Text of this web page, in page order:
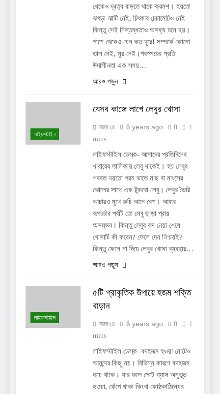
থেকেও দূরত্ব বাড়তে থাকে ক্রমশ। হয়তো
ঝগড়া-ঝাটি নেই, চিৎকার চেচামেচিও নেই
কিন্তু সেই নিস্তব্ধতাও অসহ্য মনে হয়।
পাশে থেকেও যেন কত দূরে! সম্পর্কে কোনো
তাল নেই, সুর নেই।পরস্পরের প্রতি
উদাসীনতা এক সময়…
আরও পড়ুন
লাইফস্টাইল
যেসব কাজে লাগে লেবুর খোসা
নজর২৪ 6 years ago 0
1
mins
লাইফস্টাইল ডেস্ক- আমাদের প্রতিদিনের
খাবারের তালিকায় লেবু থাকেই। হয় লেবুর
শরবত নয়তো গরম ভাতে মাছ বা মাংসের
ঝোলের সাথে এক টুকরো লেবু। লেবুর তৈরি
আচারও মুখে রুচি আনে বেশ। আবার
রূপচর্চার পর্বটি তো লেবু ছাড়া প্রায়
অসম্ভব। কিন্তু লেবুর রস নেয়া শেষে
খোসাটি কী করেন? ফেলে দেন নিশ্চয়ই?
কিন্তু ফেলে না দিয়ে লেবুর খোসা ব্যবহার…
আরও পড়ুন
লাইফস্টাইল
৫টি প্রাকৃতিক উপায়ে হজম শক্তি
বাড়ান
নজর২৪ 6 years ago 0
1
mins
লাইফস্টাইল ডেস্ক- বদহজম হওয়া মোটেও
আনন্দের কিছু নয়। বিভিন্ন কারণে বদহজম
হয়ে থাকে। যার ফলে পেটে গ্যাস অনুভূত
হওয়া, ফেঁপে থাকা কিংবা কোষ্ঠকাঠিন্যের